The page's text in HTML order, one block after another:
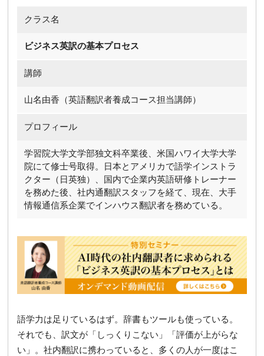
クラス名
ビジネス英訳の基本プロセス
講師
山名由香（英語翻訳者養成コース担当講師）
プロフィール
学習院大学文学部独文科卒業後、米国ハワイ大学大学
院にて修士号取得。日本とアメリカで語学インストラ
クター（日英独）、国内で企業内英語研修トレーナー
を務めた後、社内通翻訳スタッフを経て、現在、大手
情報通信系企業でインハウス翻訳者を務めている。
語学力は足りているはず。辞書もツールも使っている。
それでも、訳文が「しっくりこない」「評価が上がらな
い」。社内翻訳に携わっていると、多くの人が一度はこ